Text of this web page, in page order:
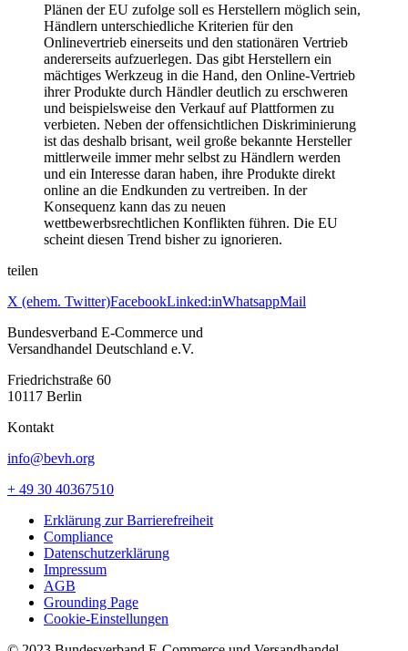
Plänen der EU zufolge soll es Herstellern möglich sein,
Händlern unterschiedliche Kriterien für den
Onlinevertrieb einerseits und den stationären Vertrieb
andererseits aufzuerlegen. Das gibt Herstellern ein
mächtiges Werkzeug in die Hand, den Online-Vertrieb
ihrer Produkte durch Händler deutlich zu erschweren
und beispielsweise den Verkauf auf Plattformen zu
verbieten. Neben der offensichtlichen Diskriminierung
ist das deshalb brisant, weil große bekannte Hersteller
mittlerweile immer mehr selbst zu Händlern werden
und ein Interesse daran haben, ihre Produkte direkt
online an die Endkunden zu vertreiben. In der
Konsequenz kann das zu neuen
wettbewerbsrechtlichen Konflikten führen. Die EU
scheint diesen Trend bisher zu ignorieren.
teilen
X (ehem. Twitter)FacebookLinked:inWhatsappMail
Bundesverband E-Commerce und
Versandhandel Deutschland e.V.
Friedrichstraße 60
10117 Berlin
Kontakt
info@bevh.org
+ 49 30 40367510
Erklärung zur Barrierefreiheit
Compliance
Datenschutzerklärung
Impressum
AGB
Grounding Page
Cookie-Einstellungen